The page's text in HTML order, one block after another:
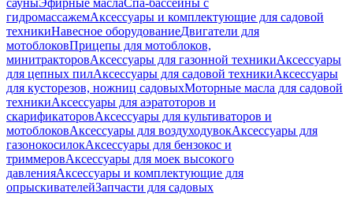
сауныЭфирные маслаСпа-бассейны с
гидромассажемАксессуары и комплектующие для садовой
техникиНавесное оборудованиеДвигатели для
мотоблоковПрицепы для мотоблоков,
минитракторовАксессуары для газонной техникиАксессуары
для цепных пилАксессуары для садовой техникиАксессуары
для кусторезов, ножниц садовыхМоторные масла для садовой
техникиАксессуары для аэратоторов и
скарификаторовАксессуары для культиваторов и
мотоблоковАксессуары для воздуходувокАксессуары для
газонокосилокАксессуары для бензокос и
триммеровАксессуары для моек высокого
давленияАксессуары и комплектующие для
опрыскивателейЗапчасти для садовых